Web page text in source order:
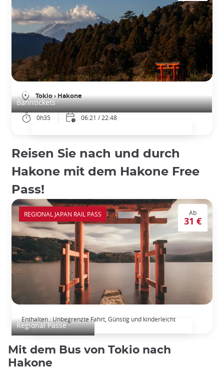
Zugfahrkarten von Tokio nach Hakone (Odawara)
Bahntickets
Tokio › Hakone
0h35 06:21 / 22:48
Reisen Sie nach und durch
Hakone mit dem Hakone Free
Pass!
Regional Passe
Ab
31 €
Enthalten : Unbegrenzte Fahrt, Günstig und kinderleicht
REGIONAL JAPAN RAIL PASS
Mit dem Bus von Tokio nach
Hakone